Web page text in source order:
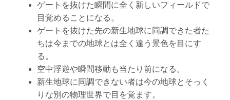
ゲートを抜けた瞬間に全く新しいフィールドで
目覚めることになる。
ゲートを抜けた先の新生地球に同調できた者た
ちは今までの地球とは全く違う景色を目にす
る。
空中浮遊や瞬間移動も当たり前になる。
新生地球に同調できない者は今の地球とそっく
りな別の物理世界で目を覚ます。